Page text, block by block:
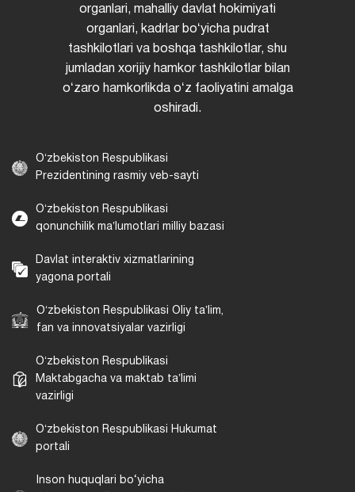
organlari, mahalliy davlat hokimiyati
organlari, kadrlar boʻyicha pudrat
tashkilotlari va boshqa tashkilotlar, shu
jumladan xorijiy hamkor tashkilotlar bilan
oʻzaro hamkorlikda oʻz faoliyatini amalga
oshiradi.
Oʻzbekiston Respublikasi
Prezidentining rasmiy veb-sayti
Oʻzbekiston Respublikasi
qonunchilik maʼlumotlari milliy bazasi
Davlat interaktiv xizmatlarining
yagona portali
Oʻzbekiston Respublikasi Oliy taʼlim,
fan va innovatsiyalar vazirligi
Oʻzbekiston Respublikasi
Maktabgacha va maktab taʼlimi
vazirligi
Oʻzbekiston Respublikasi Hukumat
portali
Inson huquqlari bo‘yicha